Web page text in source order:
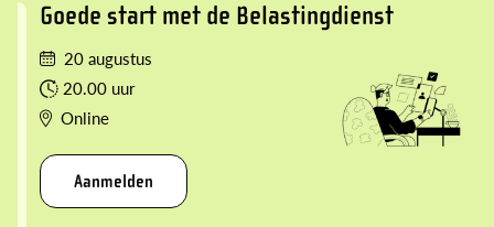
Goede start met de Belastingdienst
20 augustus
20.00 uur
Online
Aanmelden